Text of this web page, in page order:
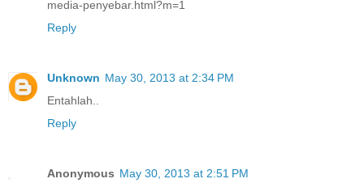
media-penyebar.html?m=1
Reply
Unknown May 30, 2013 at 2:34 PM
Entahlah..
Reply
Anonymous May 30, 2013 at 2:51 PM